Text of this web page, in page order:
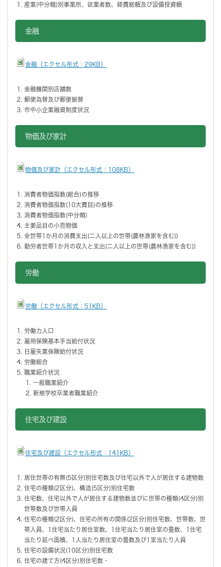
産業(中分類)別事業所、従業者数、経費総額及び設備投資額
金融
金融（エクセル形式：29KB）
金融機関別店舗数
郵便為替及び郵便振替
市中小企業融資制度状況
物価及び家計
物価及び家計（エクセル形式：108KB）
消費者物価指数(総合)の推移
消費者物価指数(10大費目)の推移
消費者物価指数(中分類)
主要品目の小売物価
全世帯1か月の消費支出(二人以上の世帯(農林漁家を含む))
勤労者世帯1か月の収入と支出(二人以上の世帯(農林漁家を含む))
労働
労働（エクセル形式：51KB）
労働力人口
雇用保険基本手当給付状況
日雇失業保険給付状況
労働組合
職業紹介状況
一般職業紹介
新規学校卒業者職業紹介
住宅及び建設
住宅及び建設（エクセル形式：141KB）
居住世帯の有無(5区分)別住宅数及び住宅以外で人が居住する建物数
住宅の種類(2区分)、構造(5区分)別住宅数
住宅数、住宅以外で人が居住する建物数並びに世帯の種類(4区分)別
世帯数及び世帯人員
住宅の種類(2区分)、住宅の所有の関係(2区分)別住宅数、世帯数、世
帯人員、1住宅当たり居住室数、1住宅当たり居住室の畳数、1住宅
当たり延べ面積、1人当たり居住室の畳数及び1室当たり人員
住宅の設備状況(10区分)別住宅数
住宅の建て方(4区分)別住宅数・